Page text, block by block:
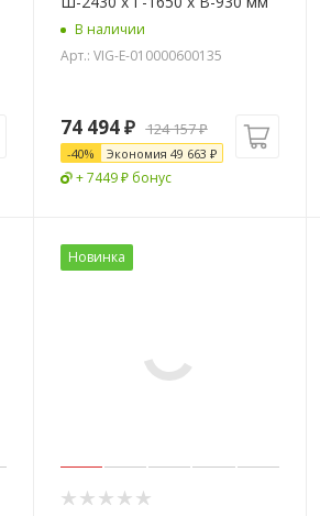
В наличии
Арт.: VIG-E-010000600135
74 494₽ 124 157₽
-40% Экономия 49 663 ₽
+ 7449 ₽ бонус
Новинка